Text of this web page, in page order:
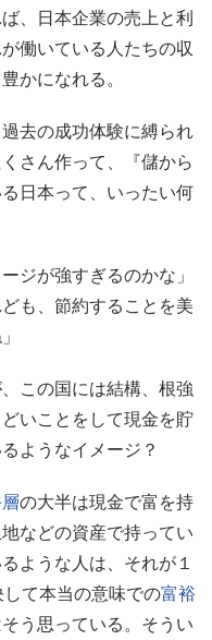
、日本企業の売上と利
働いている人たちの収
かになれる。
去の成功体験に縛られ
さん作って、『儲から
日本って、いったい何
ジが強すぎるのかな」
も、節約することを美
この国には結構、根強
いことをして現金を貯
ようなイメージ？
の大半は現金で富を持
などの資産で持ってい
ような人は、それが１
て本当の意味での富裕
う思っている。そうい